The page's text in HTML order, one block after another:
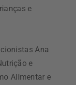
e
Ana
e
Alimentar e